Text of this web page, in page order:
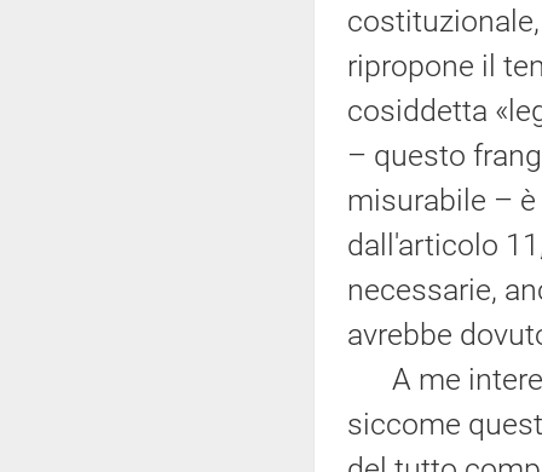
ripropone il
cosiddetta
– questo
misurabile –
dall'articolo
necessarie,
avrebbe
A me
siccome